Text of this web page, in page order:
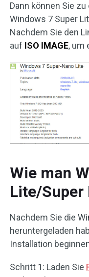
Dann können Sie
Windows 7 Super
Nachdem Sie den
auf ISO IMAGE, um
Wie man
Lite/
Nachdem Sie die
heruntergeladen
Installation
Schritt 1: Laden Sie